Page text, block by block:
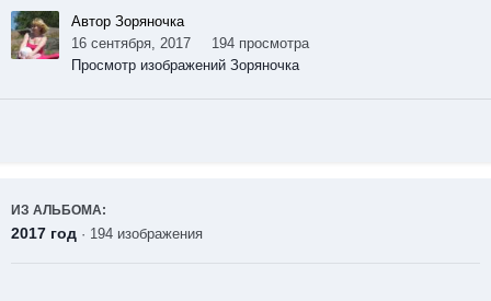
Автор Зоряночка
16 сентября, 2017
194 просмотра
Просмотр изображений Зоряночка
ИЗ АЛЬБОМА:
2017 год · 194 изображения